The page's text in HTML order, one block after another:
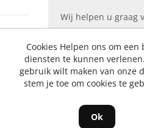
Standaard
Wij helpen u graag
vragen.
Cookies Helpen ons om een
diensten te kunnen
gebruik wilt maken van onze
stem je toe om cookies te
Ok